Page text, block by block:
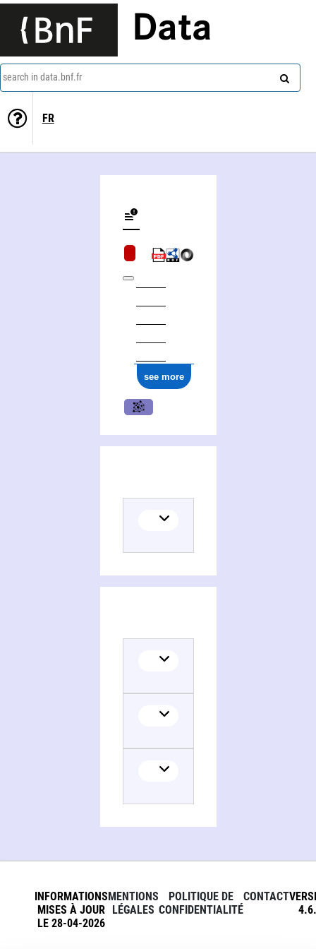
Data
search in data.bnf.fr
FR
see more
INFORMATIONS
MISES À JOUR
LE 28-04-2026
MENTIONS
LÉGALES
POLITIQUE DE
CONFIDENTIALITÉ
CONTACT